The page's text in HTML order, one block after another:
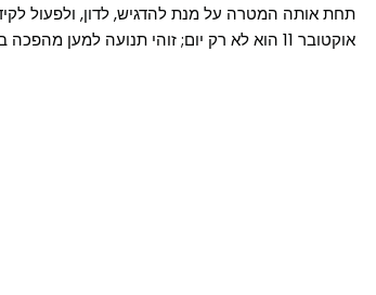
תחת אותה המטרה על מנת להדגיש, לדון, ולפעול
אוקטובר 11 הוא לא רק יום; זוהי תנועה למען מהפכה בעולם.